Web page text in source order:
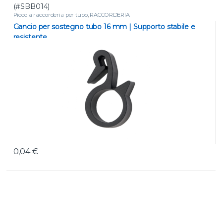
(#SBB014)
Piccola raccorderia per tubo, RACCORDERIA
Gancio per sostegno tubo 16 mm | Supporto stabile e
resistente
0,04€